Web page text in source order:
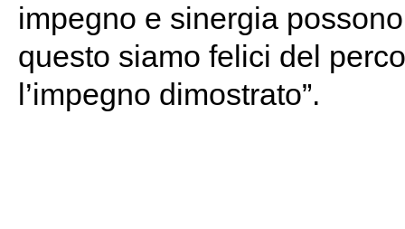
impegno e sinergia
questo siamo felici del
l’impegno dimostrato”.